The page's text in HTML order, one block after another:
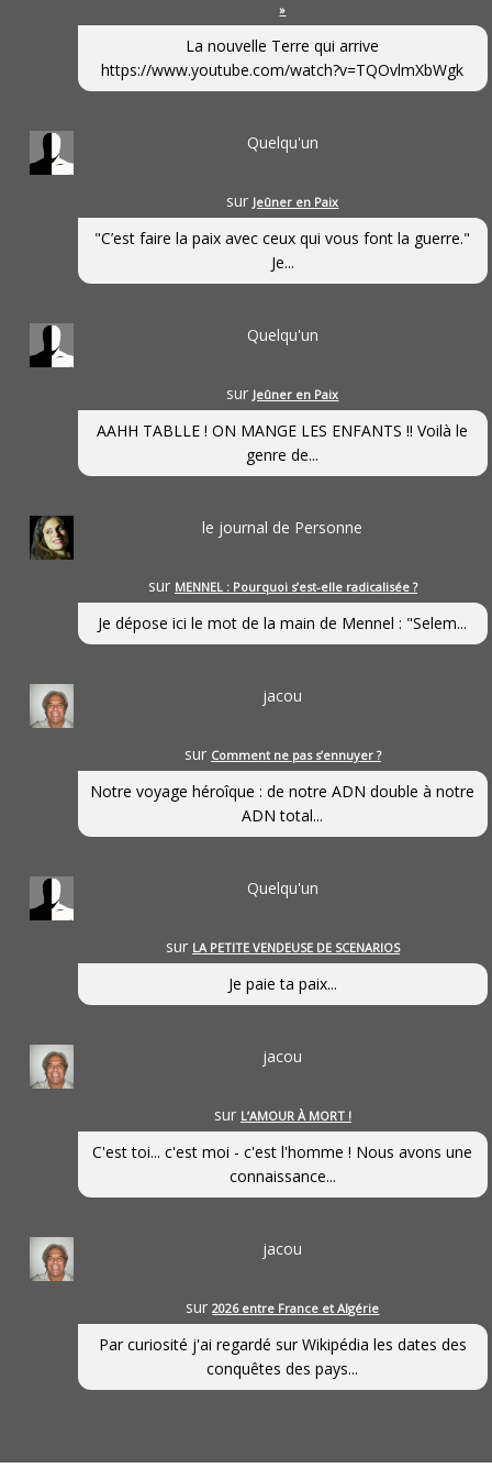
»
La nouvelle Terre qui arrive
https://www.youtube.com/watch?v=TQOvlmXbWgk
Quelqu'un
sur Jeûner en Paix
"C’est faire la paix avec ceux qui vous font la guerre."
Je...
Quelqu'un
sur Jeûner en Paix
AAHH TABLLE ! ON MANGE LES ENFANTS !! Voilà le
genre de...
le journal de Personne
sur MENNEL : Pourquoi s’est-elle radicalisée ?
Je dépose ici le mot de la main de Mennel : "Selem...
jacou
sur Comment ne pas s’ennuyer ?
Notre voyage héroîque : de notre ADN double à notre
ADN total...
Quelqu'un
sur LA PETITE VENDEUSE DE SCENARIOS
Je paie ta paix...
jacou
sur L’AMOUR À MORT !
C'est toi... c'est moi - c'est l'homme ! Nous avons une
connaissance...
jacou
sur2026 entre France et Algérie
Par curiosité j'ai regardé sur Wikipédia les dates des
conquêtes des pays...